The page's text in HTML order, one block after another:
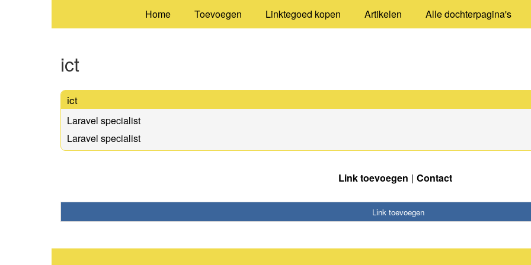
Home Toevoegen Linktegoed kopen Artikelen Alle dochterpagina's
ict
ict
Laravel specialist
Laravel specialist
Link toevoegen Contact
Link toevoegen